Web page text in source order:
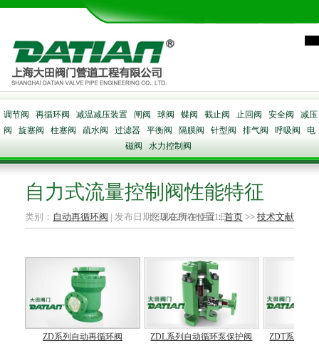
调节阀 再循环阀 减温减压装置 闸阀 球阀 蝶阀 截止阀 止回阀 安全阀
减压
阀
旋塞阀 柱塞阀 疏水阀 过滤器 平衡阀 隔膜阀 针型阀 排气阀 呼吸阀
电
磁阀
水力控制阀
自力式流量控制阀性能特征
类别： 自动再循环阀 | 发布日期：2022年10月21日
您现在所在位置：首页 >> 技术文献
ZD系列自动再循环阀 ZDL系列自动循环泵保护阀 ZDT系列自